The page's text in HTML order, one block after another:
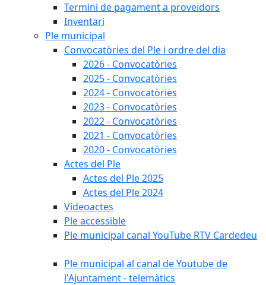
Termini de pagament a proveïdors
Inventari
Ple municipal
Convocatòries del Ple i ordre del dia
2026 - Convocatòries
2025 - Convocatòries
2024 - Convocatòries
2023 - Convocatòries
2022 - Convocatòries
2021 - Convocatòries
2020 - Convocatòries
Actes del Ple
Actes del Ple 2025
Actes del Ple 2024
Vídeoactes
Ple accessible
Ple municipal canal YouTube RTV Cardedeu
Ple municipal al canal de Youtube de
l'Ajuntament - telemàtics